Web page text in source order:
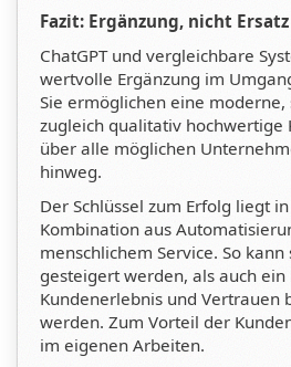
Fazit: Ergänzung, nicht Ersatz
ChatGPT und vergleichbare
wertvolle Ergänzung im
Sie ermöglichen eine
zugleich qualitativ hochwertige
über alle möglichen
hinweg.
Der Schlüssel zum Erfolg liegt
Kombination aus
menschlichem Service. So
gesteigert werden, als auch
Kundenerlebnis und Vertrauen
werden. Zum Vorteil der
im eigenen Arbeiten.